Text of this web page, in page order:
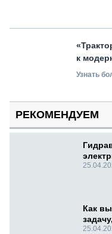
к
Узнать
РЕКОМЕНДУЕМ
Как